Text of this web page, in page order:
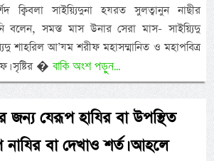
ক্বিবলা সাইয়্যিদুনা হযরত সুলত্বানুন নাছীর
বলেন, সমস্ত মাস উনার সেরা মাস- সাইয়্যিদু
শাহরিল আ’যম শরীফ মহাসম্মানিত ও মহাপবিত্র
সৃষ্টির �বাকি অংশ পড়ুন...
জন্য যেরূপ হাযির বা উপস্থিত
বা দেখাও শর্ত। আহলে